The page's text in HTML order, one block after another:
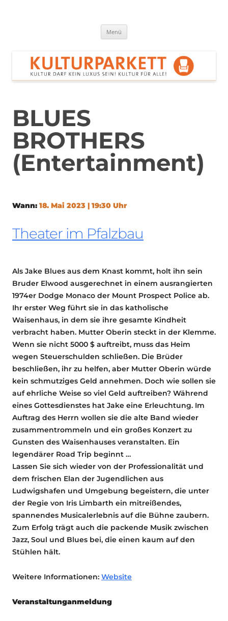
Menü
BLUES
BROTHERS
(Entertainment)
Wann: 18. Mai 2023 | 19:30 Uhr
Theater im Pfalzbau
Als Jake Blues aus dem Knast kommt, holt ihn sein
Bruder Elwood ausgerechnet in einem ausrangierten
1974er Dodge Monaco der Mount Prospect Police ab.
Ihr erster Weg führt sie in das katholische
Waisenhaus, in dem sie ihre gesamte Kindheit
verbracht haben. Mutter Oberin steckt in der Klemme.
Wenn sie nicht 5000 $ auftreibt, muss das Heim
wegen Steuerschulden schließen. Die Brüder
beschließen, ihr zu helfen, aber Mutter Oberin würde
kein schmutziges Geld annehmen. Doch wie sollen sie
auf ehrliche Weise so viel Geld auftreiben? Während
eines Gottesdienstes hat Jake eine Erleuchtung. Im
Auftrag des Herrn wollen sie die alte Band wieder
zusammentrommeln und ein großes Konzert zu
Gunsten des Waisenhauses veranstalten. Ein
legendärer Road Trip beginnt …
Lassen Sie sich wieder von der Professionalität und
dem frischen Elan der Jugendlichen aus
Ludwigshafen und Umgebung begeistern, die unter
der Regie von Iris Limbarth ein mitreißendes,
spannendes Musicalerlebnis auf die Bühne zaubern.
Zum Erfolg trägt auch die packende Musik zwischen
Jazz, Soul und Blues bei, die einen kaum auf den
Stühlen hält.
Weitere Informationen: Website
Veranstaltunganmeldung